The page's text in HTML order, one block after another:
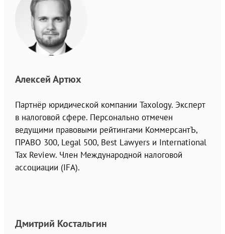
Алексей Артюх
Партнёр юридической компании Taxology. Эксперт
в налоговой сфере. Персонально отмечен
ведущими правовыми рейтингами КоммерсантЪ,
ПРАВО 300, Legal 500, Best Lawyers и International
Tax Review. Член Международной налоговой
ассоциации (IFA).
Дмитрий Костальгин